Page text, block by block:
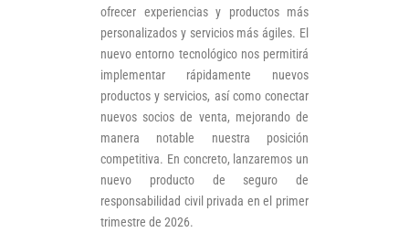
ofrecer experiencias y productos más
personalizados y servicios más ágiles. El
nuevo entorno tecnológico nos permitirá
implementar rápidamente nuevos
productos y servicios, así como conectar
nuevos socios de venta, mejorando de
manera notable nuestra posición
competitiva. En concreto, lanzaremos un
nuevo producto de seguro de
responsabilidad civil privada en el primer
trimestre de 2026.